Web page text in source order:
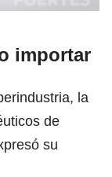
importar
la
de
su